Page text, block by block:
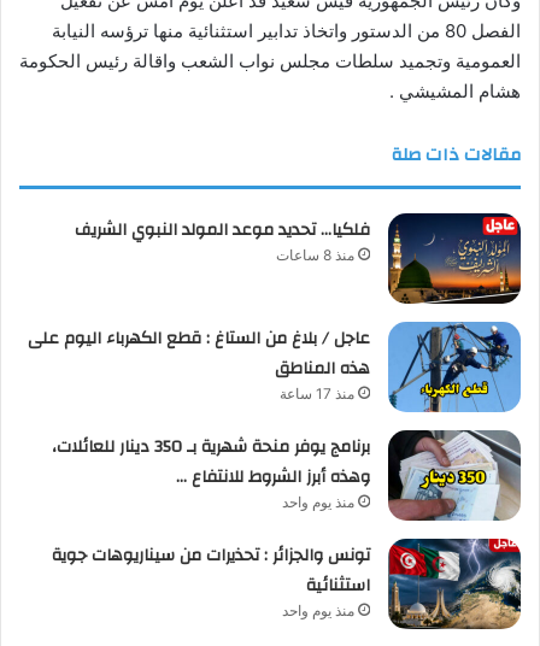
الفصل 80 من الدستور واتخاذ تدابير استثنائية منها ترؤسه النيابة
العمومية وتجميد سلطات مجلس نواب الشعب واقالة رئيس الحكومة
هشام المشيشي .
مقالات ذات صلة
فلكيا… تحديد موعد المولد النبوي الشريف
منذ 8 ساعات
عاجل / بلاغ من الستاغ : قطع الكهرباء اليوم على
هذه المناطق
منذ 17 ساعة
برنامج يوفر منحة شهرية بـ 350 دينار للعائلات،
وهذه أبرز الشروط للانتفاع …
منذ يوم واحد
تونس والجزائر : تحذيرات من سيناريوهات جوية
استثنائية
منذ يوم واحد